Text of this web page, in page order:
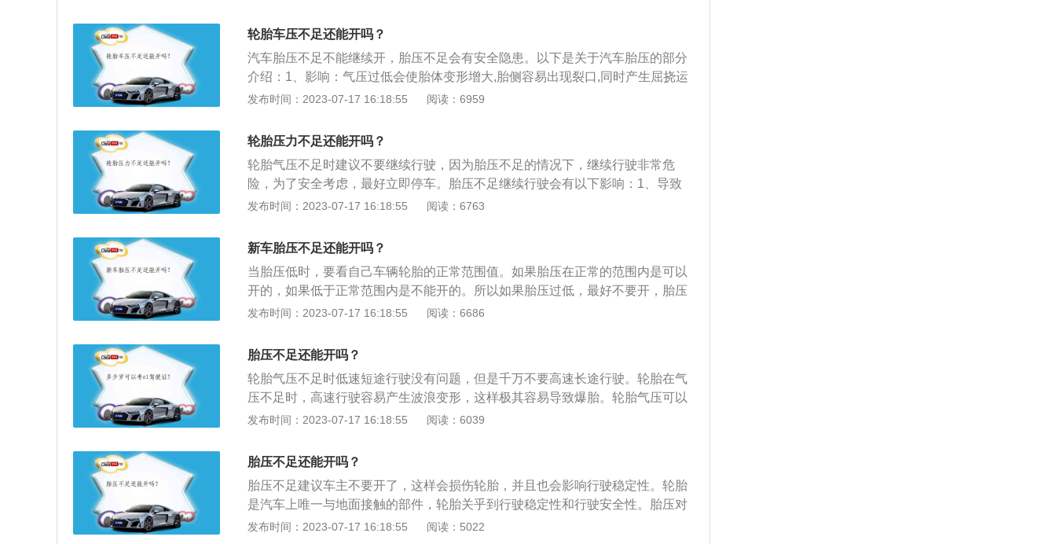
会影响抓地力和行驶稳定性。建议车主经常检查轮胎气压和轮胎表面是否存在破
损现象。轮胎属于橡胶制品，建议每隔四年更换一次轮胎。
轮胎车压不足还能开吗？
汽车胎压不足不能继续开，胎压不足会有安全隐患。以下是关于汽车胎压的部分
介绍：1、影响：气压过低会使胎体变形增大,胎侧容易出现裂口,同时产生屈挠运
动,导致过度发热,促使橡胶老化,帘布层疲劳,帘线折断,还会使轮胎接地面积增大,加
成方向盘很沉，易跑偏等不利驾乘安全的因素。（3）使轮胎各部位的运动量增
大，过度的碾压造成轮胎的异常发热。
发布时间：2023-07-17 16:18:55 阅读：6959
轮胎压力不足还能开吗？
轮胎气压不足时建议不要继续行驶，因为胎压不足的情况下，继续行驶非常危
险，为了安全考虑，最好立即停车。胎压不足继续行驶会有以下影响：1、导致
轮胎的胎面与路面接触面积加大，增加了行驶阻力，油耗增加。2、导致轮胎两
而导致轮胎异常发热，胎温急剧升高，轮胎变软，导致强度下降，增加爆胎的几
发布时间：2023-07-17 16:18:55 阅读：6763
新车胎压不足还能开吗？
当胎压低时，要看自己车辆轮胎的正常范围值。如果胎压在正常的范围内是可以
开的，如果低于正常范围内是不能开的。所以如果胎压过低，最好不要开，胎压
过低会给车辆造成很大的危害。新车会出现胎压低可能是因为：汽车放置时间太
置时间变长，汽车胎压就会变低。有的厂商为了防止车速过高，有意将胎压调
低。因为是新车即使是老司机也需要有一段适应期，适应期间内，防止车速太高
出现交通隐患，会将胎压降低一些。轮胎破损。新车这种情况虽然很少，但是不
排除不会出现，可能出厂时轮胎有问题或者我们在使用期间扎到轮胎了，新车轮
胎胎压过低报警时一定要仔细检查一下是否是轮胎出现损坏。轮胎气压异常原
压。胎压监测没有复位。轮胎充气后，没有及时地进行胎压复位，导致胎压监测
系统中记录的还是原先的数据，胎压监测指示灯亮就会亮。此时只要进行胎压复
位即可。胎压传感器损坏。胎压传感器是用来监测轮胎胎压的，直接安装在轮胎
压故障灯亮起。对于传感器的损坏问题，只能更换全新的配件。
发布时间：2023-07-17 16:18:55 阅读：6686
胎压不足还能开吗？
轮胎气压不足时低速短途行驶没有问题，但是千万不要高速长途行驶。轮胎在气
压不足时，高速行驶容易产生波浪变形，这样极其容易导致爆胎。轮胎气压可以
高于建议气压的10%左右，但是绝对不能低于建议气压。轮胎气压过低会严重影
ar；最高气压：不应大于3.5bar。其他变形问题：胎压2.0bar正常吗？不正常。根
据国际GBT2978-2008标准的规定和要求，标准型轮胎胎压为2.4-2.5bar，2.0bar
低于标准胎压的最低值，所以不正常。冬天胎压多少正常？冬天胎压以汽车轮胎
标准气压为原则，适当进行调高0.2bar左右。夏天胎压多少正常？一般以汽车轮
胎标准胎压下限即可。比如标准型轮胎胎压下线2.4bar。如果汽车经常露天停
发布时间：2023-07-17 16:18:55 阅读：6039
胎压不足还能开吗？
胎压不足建议车主不要开了，这样会损伤轮胎，并且也会影响行驶稳定性。轮胎
是汽车上唯一与地面接触的部件，轮胎关乎到行驶稳定性和行驶安全性。胎压对
于轮胎来说是很重要的，胎压不能过高也不能过低。如果胎压过低，那在高速行
发布时间：2023-07-17 16:18:55 阅读：5022